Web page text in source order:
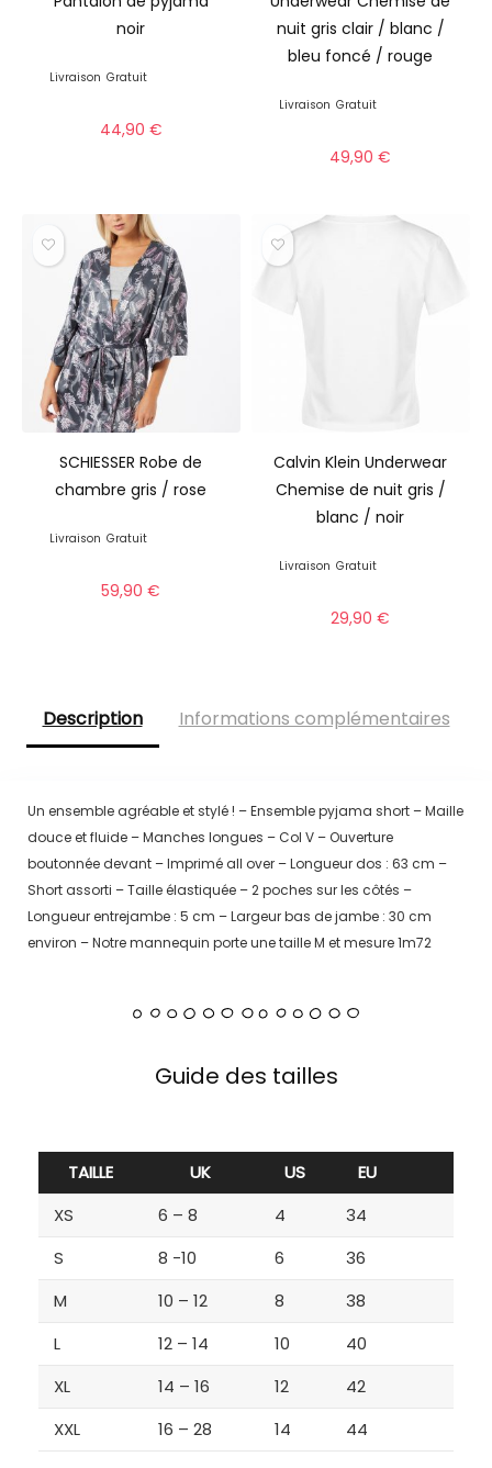
noir
Livraison Gratuit
44,90 €
nuit gris clair / blanc /
bleu foncé / rouge
Livraison Gratuit
49,90€
SCHIESSER Robe de
chambre gris / rose
Livraison Gratuit
59,90€
Calvin Klein Underwear
Chemise de nuit gris /
blanc / noir
Livraison Gratuit
29,90€
Description Informations complémentaires
Un ensemble agréable et stylé ! – Ensemble pyjama short – Maille
douce et fluide – Manches longues – Col V – Ouverture
boutonnée devant – Imprimé all over – Longueur dos : 63 cm –
Short assorti – Taille élastiquée – 2 poches sur les côtés –
Longueur entrejambe : 5 cm – Largeur bas de jambe : 30 cm
environ – Notre mannequin porte une taille M et mesure 1m72
Guide des tailles
TAILLE UK US
EU
XS
6 – 8 4
34
S
8 -10 6
36
M
10 – 12 8
38
L
12 – 14 10
40
XL
14 – 16 12
42
XXL
16 – 28 14 44